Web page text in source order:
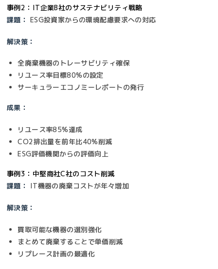
事例2：IT企業B社のサステナビリティ戦略
課題： ESG投資家からの環境配慮要求への対応
解決策：
全廃棄機器のトレーサビリティ確保
リユース率目標80%の設定
サーキュラーエコノミーレポートの発行
成果：
リユース率85%達成
CO2排出量を前年比40%削減
ESG評価機関からの評価向上
事例3：中堅商社C社のコスト削減
課題：
IT機器の廃棄コストが年々増加
解決策：
買取可能な機器の選別強化
まとめて廃棄することで単価削減
リプレース計画の最適化